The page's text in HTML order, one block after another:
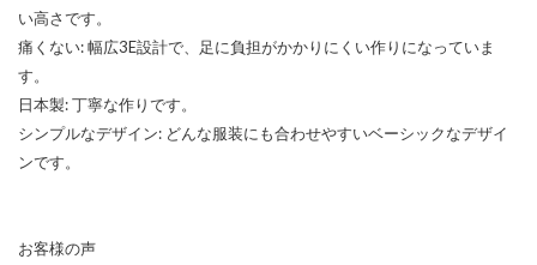
い高さです。
痛くない: 幅広3E設計で、足に負担がかかりにくい作りになっていま
す。
日本製: 丁寧な作りです。
シンプルなデザイン: どんな服装にも合わせやすいベーシックなデザイ
ンです。
お客様の声